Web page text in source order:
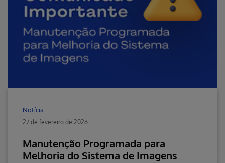
Notícia
27 de fevereiro de 2026
Manutenção Programada para
Melhoria do Sistema de Imagens